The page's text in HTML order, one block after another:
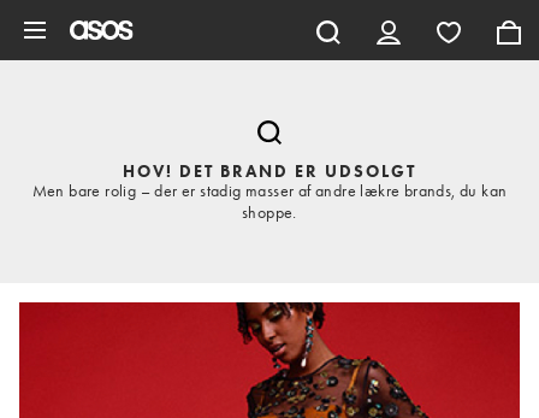
HOV! DET BRAND ER UDSOLGT
Men bare rolig – der er stadig masser af andre lækre brands, du kan
shoppe.